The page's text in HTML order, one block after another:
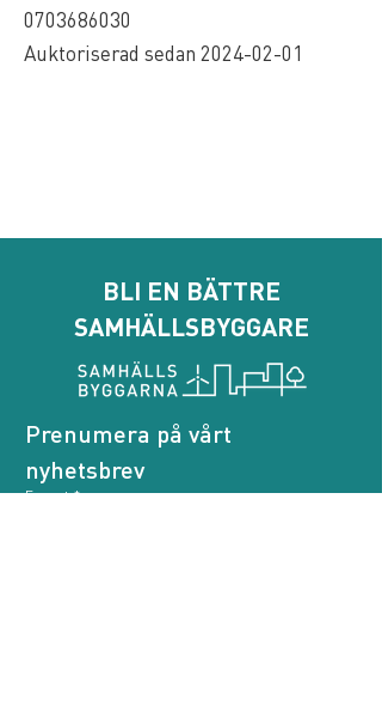
0703686030
Auktoriserad sedan 2024-02-01
BLI EN BÄTTRE
SAMHÄLLSBYGGARE
Prenumera på vårt
nyhetsbrev
E-post *